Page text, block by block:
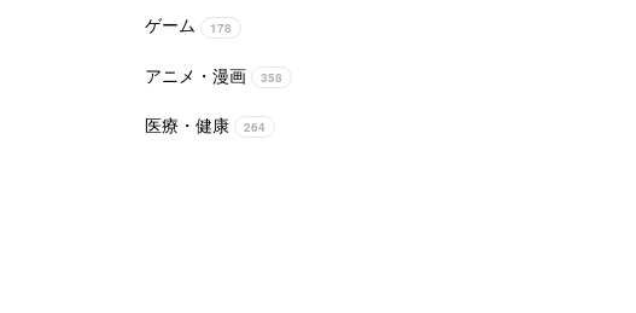
ゲーム 178
アニメ・漫画 358
医療・健康 264